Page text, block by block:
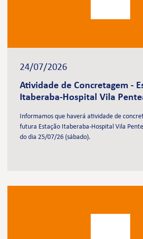
24/07/2026
Atividade de Concretagem -
Itaberaba-Hospital Vila
Informamos que haverá atividade de
futura Estação Itaberaba-Hospital Vila
do dia 25/07/26 (sábado).